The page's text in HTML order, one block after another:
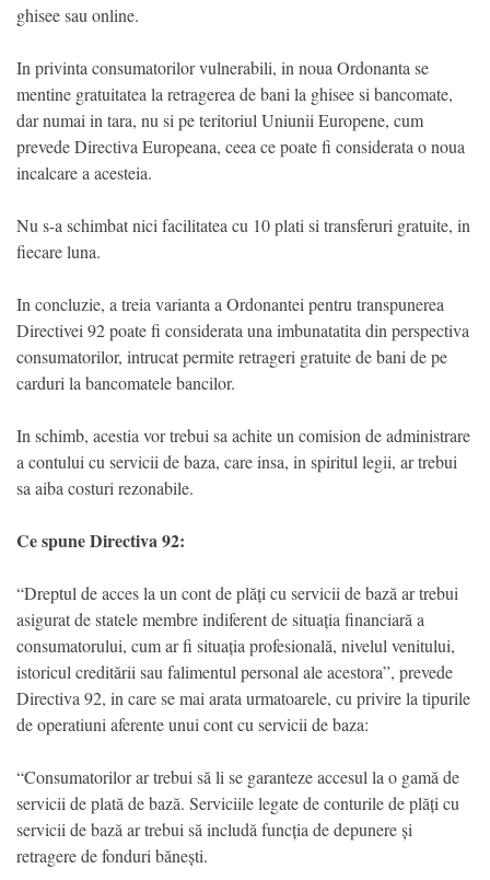
ghisee sau online.
In privinta consumatorilor vulnerabili, in noua Ordonanta se
mentine gratuitatea la retragerea de bani la ghisee si bancomate,
dar numai in tara, nu si pe teritoriul Uniunii Europene, cum
prevede Directiva Europeana, ceea ce poate fi considerata o noua
incalcare a acesteia.
Nu s-a schimbat nici facilitatea cu 10 plati si transferuri gratuite, in
fiecare luna.
In concluzie, a treia varianta a Ordonantei pentru transpunerea
Directivei 92 poate fi considerata una imbunatatita din perspectiva
consumatorilor, intrucat permite retrageri gratuite de bani de pe
carduri la bancomatele bancilor.
In schimb, acestia vor trebui sa achite un comision de administrare
a contului cu servicii de baza, care insa, in spiritul legii, ar trebui
sa aiba costuri rezonabile.
Ce spune Directiva 92:
“Dreptul de acces la un cont de plăți cu servicii de bază ar trebui
asigurat de statele membre indiferent de situația financiară a
consumatorului, cum ar fi situația profesională, nivelul venitului,
istoricul creditării sau falimentul personal ale acestora”, prevede
Directiva 92, in care se mai arata urmatoarele, cu privire la tipurile
de operatiuni aferente unui cont cu servicii de baza:
“Consumatorilor ar trebui să li se garanteze accesul la o gamă de
servicii de plată de bază. Serviciile legate de conturile de plăți cu
servicii de bază ar trebui să includă funcția de depunere și
retragere de fonduri bănești.